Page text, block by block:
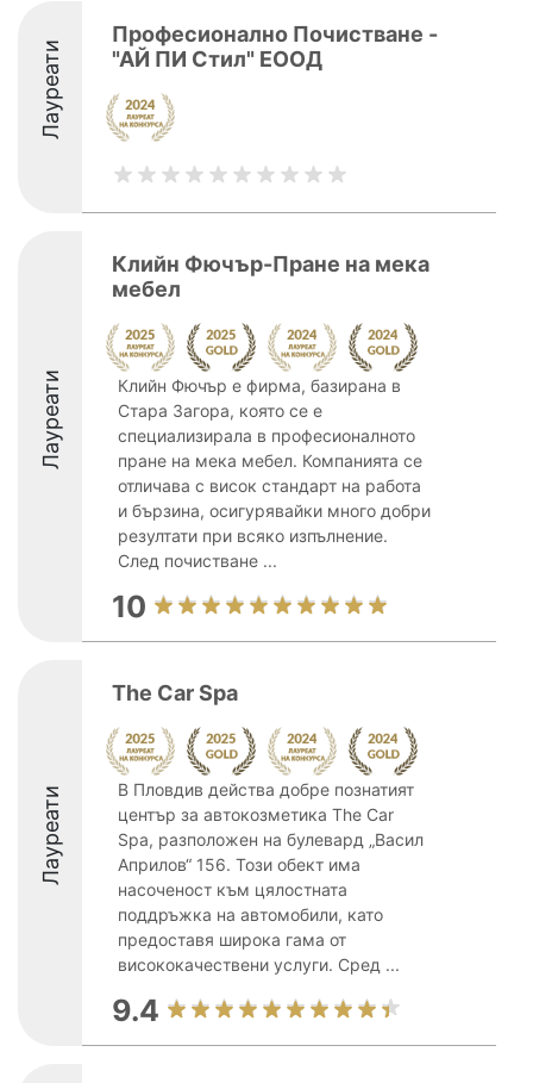
Лауреати
Професионално Почистване -
"АЙ ПИ Стил" ЕООД
Лауреати
Клийн Фючър-Пране на мека
мебел
Клийн Фючър е фирма, базирана в
Стара Загора, която се е
специализирала в професионалното
пране на мека мебел. Компанията се
отличава с висок стандарт на работа
и бързина, осигурявайки много добри
резултати при всяко изпълнение.
След почистване ...
10
Лауреати
The Car Spa
В Пловдив действа добре познатият
център за автокозметика The Car
Spa, разположен на булевард „Васил
Априлов“ 156. Този обект има
насоченост към цялостната
поддръжка на автомобили, като
предоставя широка гама от
висококачествени услуги. Сред ...
9.4